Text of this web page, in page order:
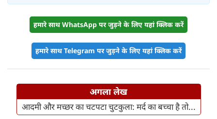
हमारे साथ WhatsApp पर जुड़ने के लिए यहां क्लिक करें
हमारे साथ Telegram पर जुड़ने के लिए यहां क्लिक करें
अगला लेख
आदमी और मच्छर का चटपटा चुटकुला: मर्द का बच्चा है तो...